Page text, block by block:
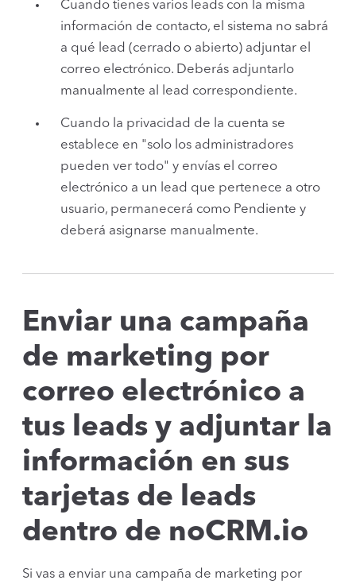
Cuando tienes varios leads con la misma
información de contacto, el sistema no sabrá
a qué lead (cerrado o abierto) adjuntar el
correo electrónico. Deberás adjuntarlo
manualmente al lead correspondiente.
Cuando la privacidad de la cuenta se
establece en "solo los administradores
pueden ver todo" y envías el correo
electrónico a un lead que pertenece a otro
usuario, permanecerá como Pendiente y
deberá asignarse manualmente.
Enviar una campaña
de marketing por
correo electrónico a
tus leads y adjuntar la
información en sus
tarjetas de leads
dentro de noCRM.io
Si vas a enviar una campaña de marketing por